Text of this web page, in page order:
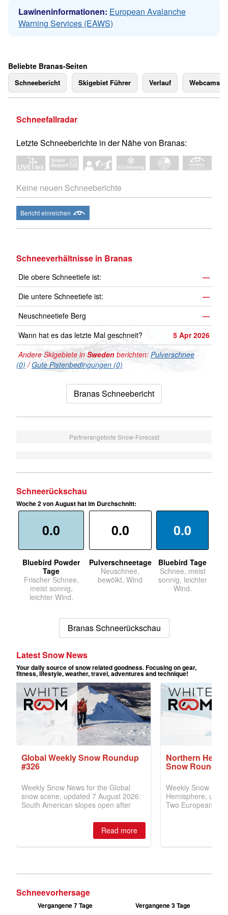
Lawineninformationen: European Avalanche
Warning Services (EAWS)
Beliebte Branas-Seiten
Schneebericht Skigebiet Führer Verlauf Webcams
Schneefallradar
Letzte Schneeberichte in der Nähe von Branas:
Keine neuen Schneeberichte
Bericht einreichen
Schneeverhältnisse in Branas
Die obere Schneetiefe ist:
—
Die untere Schneetiefe ist:
—
Neuschneetiefe Berg
—
Wann hat es das letzte Mal geschneit?
5 Apr 2026
Andere Skigebiete inSweden berichten: Pulverschnee
(0) /Gute Pistenbedingungen (0)
Branas Schneebericht
Partnerangebote Snow-Forecast
Schneerückschau
Woche 2 von August hat im Durchschnitt:
0.0
Bluebird Powder
Tage
Frischer Schnee,
meist sonnig,
leichter Wind.
0.0
Pulverschneetage
Neuschnee,
bewölkt, Wind
0.0
Bluebird Tage
Schnee, meist
sonnig, leichter
Wind.
Branas Schneerückschau
Schneevorhersage
Vergangene 7 Tage Vergangene 3 Tage